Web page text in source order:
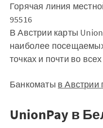
Горячая линия
95516
В Австрии карты
наиболее
точках и почти во
Банкоматы в Австрии
UnionPay в